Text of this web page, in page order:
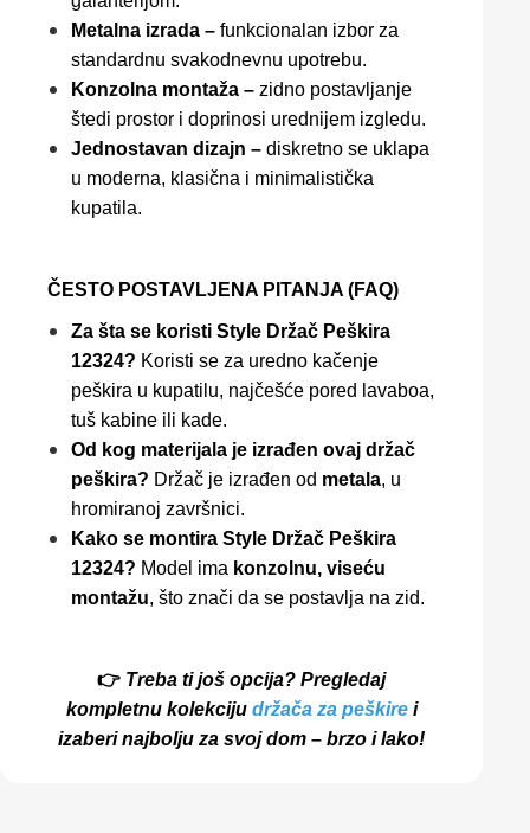
Metalna izrada – funkcionalan izbor za
standardnu svakodnevnu upotrebu.
Konzolna montaža – zidno postavljanje
štedi prostor i doprinosi urednijem izgledu.
Jednostavan dizajn – diskretno se uklapa
u moderna, klasična i minimalistička
kupatila.
ČESTO POSTAVLJENA PITANJA (FAQ)
Za šta se koristi Style Držač Peškira
12324? Koristi se za uredno kačenje
peškira u kupatilu, najčešće pored lavaboa,
tuš kabine ili kade.
Od kog materijala je izrađen ovaj držač
peškira? Držač je izrađen od metala, u
hromiranoj završnici.
Kako se montira Style Držač Peškira
12324? Model ima konzolnu, viseću
montažu, što znači da se postavlja na zid.
👉 Treba ti još opcija? Pregledaj
kompletnu kolekciju držača za peškirei
izaberi najbolju za svoj dom – brzo i lako!